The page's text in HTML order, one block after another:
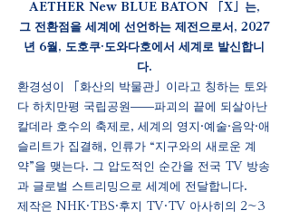
AETHER New BLUE BATON 「X」는,
그 전환점을 세계에 선언하는 제전으로서, 2027
년 6월, 도호쿠·도와다호에서 세계로 발신합니
다.
환경성이 「화산의 박물관」이라고 칭하는 토와
다 하치만평 국립공원——파괴의 끝에 되살아난
칼데라 호수의 축제로, 세계의 영지·예술·음악·애
슬리트가 집결해, 인류가 “지구와의 새로운 계
약”을 맺는다. 그 압도적인 순간을 전국 TV 방송
과 글로벌 스트리밍으로 세계에 전달합니다.
제작은 NHK·TBS·후지 TV·TV 아사히의 2~3